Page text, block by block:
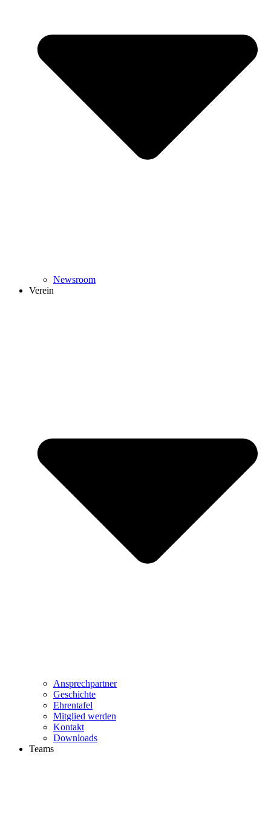
Newsroom
Verein
Ansprechpartner
Geschichte
Ehrentafel
Mitglied werden
Kontakt
Downloads
Teams